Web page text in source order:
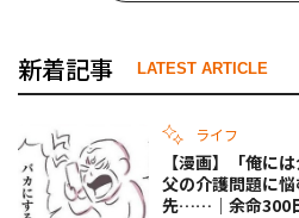
新着記事 LATEST ARTICLE
ライフ
【漫画】「俺に
父の介護問題に
先……｜余命300